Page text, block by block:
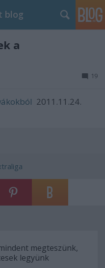
blog
a
19
2011.11.24.
megteszünk,
legyünk